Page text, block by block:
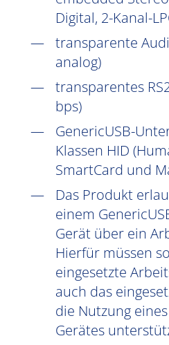
Digital, 2-Kanal-
transparente
analog)
transparentes
bps)
GenericUSB-
Klassen HID
SmartCard und
Das Produkt
einem
Gerät über ein
Hierfür müssen
eingesetzte
auch das
die Nutzung
Gerätes